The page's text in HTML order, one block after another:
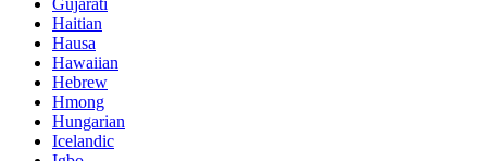
Gujarati
Haitian
Hausa
Hawaiian
Hebrew
Hmong
Hungarian
Icelandic